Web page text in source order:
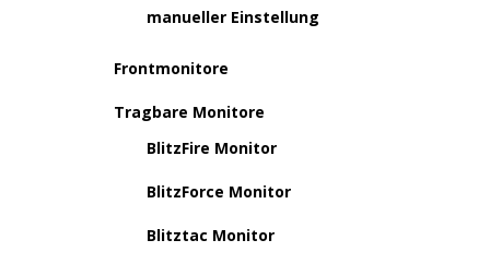
manueller Einstellung
Frontmonitore
Tragbare Monitore
BlitzFire Monitor
BlitzForce Monitor
Blitztac Monitor